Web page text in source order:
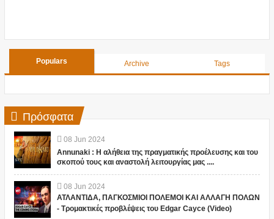
Populars Archive Tags
Πρόσφατα
08 Jun 2024
Annunaki : Η αλήθεια της πραγματικής προέλευσης και του
σκοπού τους και αναστολή λειτουργίας μας ....
08 Jun 2024
ΑΤΛΑΝΤΙΔΑ, ΠΑΓΚΟΣΜΙΟΙ ΠΟΛΕΜΟΙ ΚΑΙ ΑΛΛΑΓΗ ΠΟΛΩΝ
- Τρομακτικές προβλέψεις του Edgar Cayce (Video)